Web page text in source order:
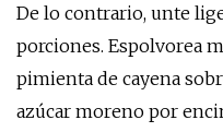
De lo contrario, unte
porciones. Espolvorea
pimienta de cayena
azúcar moreno por